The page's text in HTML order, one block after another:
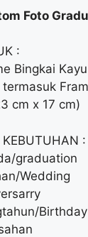
Foto
:
Bingkai
cm x 17 cm)
:
graduation
Wedding
Birthday